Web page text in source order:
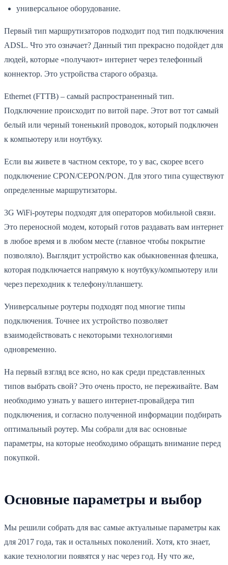
универсальное оборудование.
Первый тип маршрутизаторов подходит под тип подключения
ADSL. Что это означает? Данный тип прекрасно подойдет для
людей, которые «получают» интернет через телефонный
коннектор. Это устройства старого образца.
Ethernet (FTTB) – самый распространенный тип.
Подключение происходит по витой паре. Этот вот тот самый
белый или черный тоненький проводок, который подключен
к компьютеру или ноутбуку.
Если вы живете в частном секторе, то у вас, скорее всего
подключение CPON/CEPON/PON. Для этого типа существуют
определенные маршрутизаторы.
3G WiFi-роутеры подходят для операторов мобильной связи.
Это переносной модем, который готов раздавать вам интернет
в любое время и в любом месте (главное чтобы покрытие
позволяло). Выглядит устройство как обыкновенная флешка,
которая подключается напрямую к ноутбуку/компьютеру или
через переходник к телефону/планшету.
Универсальные роутеры подходят под многие типы
подключения. Точнее их устройство позволяет
взаимодействовать с некоторыми технологиями
одновременно.
На первый взгляд все ясно, но как среди представленных
типов выбрать свой? Это очень просто, не переживайте. Вам
необходимо узнать у вашего интернет-провайдера тип
подключения, и согласно полученной информации подбирать
оптимальный роутер. Мы собрали для вас основные
параметры, на которые необходимо обращать внимание перед
покупкой.
Основные параметры и выбор
Мы решили собрать для вас самые актуальные параметры как
для 2017 года, так и остальных поколений. Хотя, кто знает,
какие технологии появятся у нас через год. Ну что же,